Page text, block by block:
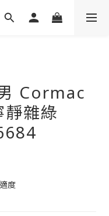
Cormac
雜綠
度